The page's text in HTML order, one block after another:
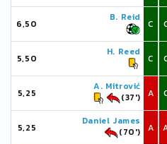
6,50
B. Reid
C
5,50
H. Reed
C
5,25
A. Mitrović
(37')
A
5,25
Daniel James
(70')
A